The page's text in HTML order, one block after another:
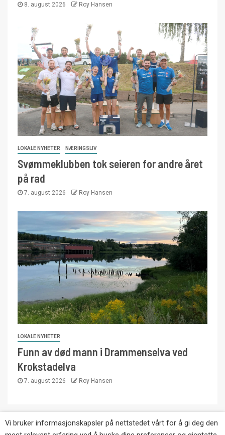
8. august 2026 Roy Hansen
LOKALE NYHETER NÆRINGSLIV
Svømmeklubben tok seieren for andre året
på rad
7. august 2026 Roy Hansen
LOKALE NYHETER
Funn av død mann i Drammenselva ved
Krokstadelva
7. august 2026 Roy Hansen
Copyright © Eikernytt.no utgis av Roy’s
Vi bruker informasjonskapsler på nettstedet vårt for å gi deg den